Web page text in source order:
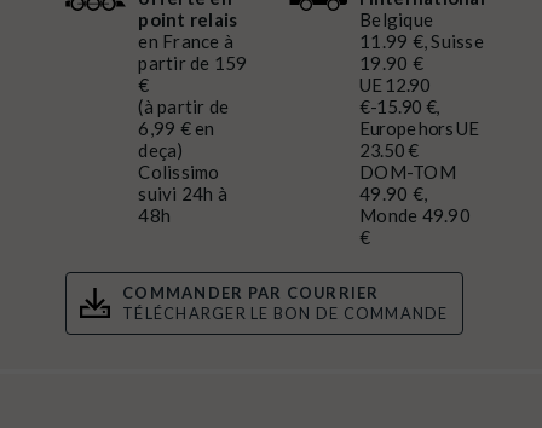
point relais
en France à
partir de 159
€
(à partir de
6,99 € en
deça)
Colissimo
suivi 24h à
48h
Belgique
11.99 €, Suisse
19.90 €
UE 12.90
€-15.90 €,
Europe hors UE
23.50 €
DOM-TOM
49.90 €,
Monde 49.90
€
COMMANDER PAR COURRIER
TÉLÉCHARGER LE BON DE COMMANDE